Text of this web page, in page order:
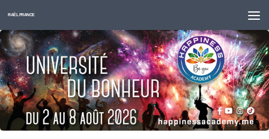
Skip to content
RAËL FRANCE